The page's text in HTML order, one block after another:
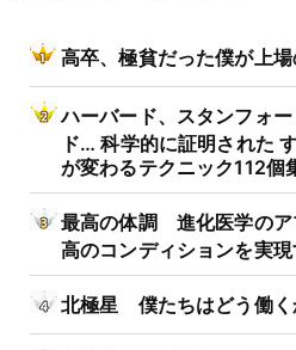
高卒、極貧だった僕が上
ハーバード、スタンフォ
ド… 科学的に証明された
が変わるテクニック112個
最高の体調 進化医学のア
高のコンディションを実
北極星 僕たちはどう働く